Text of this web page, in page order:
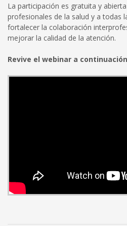
La participación es gratuita y
profesionales de la salud y a todas
fortalecer la colaboración
mejorar la calidad de la atención.
Revive el webinar a